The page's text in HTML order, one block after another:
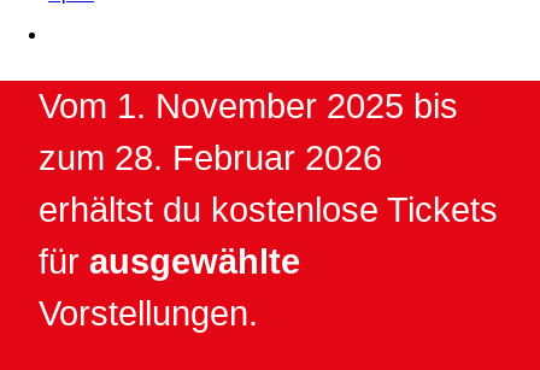
Vom 1. November 2025 bis
zum 28. Februar 2026
erhältst du kostenlose Tickets
für ausgewählte
Vorstellungen.